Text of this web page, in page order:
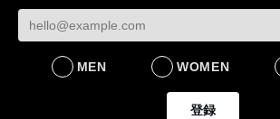
MEN WOMEN
登録